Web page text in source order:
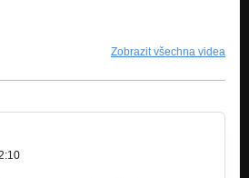
Zobrazit všechna videa